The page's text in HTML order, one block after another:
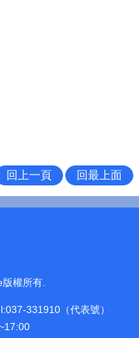
回上一頁 回最上面
權所有.
331910（代表號）